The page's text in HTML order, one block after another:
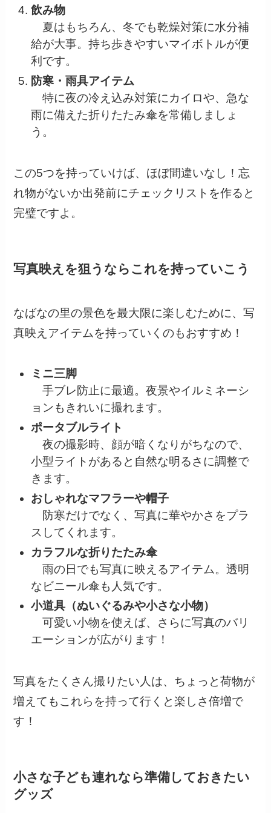
飲み物
夏はもちろん、冬でも乾燥対策に水分補
給が大事。持ち歩きやすいマイボトルが便
利です。
防寒・雨具アイテム
特に夜の冷え込み対策にカイロや、急な
雨に備えた折りたたみ傘を常備しましょ
う。
この5つを持っていけば、ほぼ間違いなし！忘
れ物がないか出発前にチェックリストを作ると
完璧ですよ。
写真映えを狙うならこれを持っていこう
なばなの里の景色を最大限に楽しむために、写
真映えアイテムを持っていくのもおすすめ！
ミニ三脚
手ブレ防止に最適。夜景やイルミネーシ
ョンもきれいに撮れます。
ポータブルライト
夜の撮影時、顔が暗くなりがちなので、
小型ライトがあると自然な明るさに調整で
きます。
おしゃれなマフラーや帽子
防寒だけでなく、写真に華やかさをプラ
スしてくれます。
カラフルな折りたたみ傘
雨の日でも写真に映えるアイテム。透明
なビニール傘も人気です。
小道具（ぬいぐるみや小さな小物）
可愛い小物を使えば、さらに写真のバリ
エーションが広がります！
写真をたくさん撮りたい人は、ちょっと荷物が
増えてもこれらを持って行くと楽しさ倍増で
す！
小さな子ども連れなら準備しておきたい
グッズ